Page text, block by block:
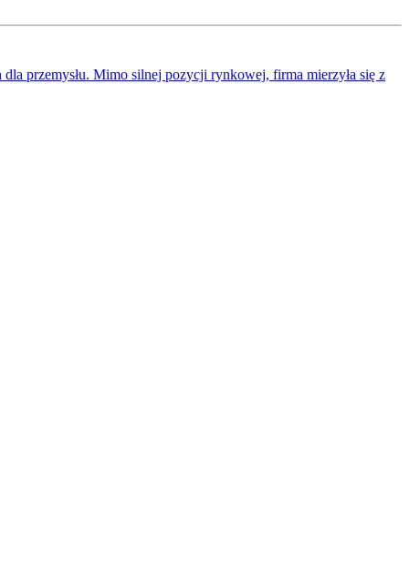
przemysłu. Mimo silnej pozycji rynkowej, firma mierzyła się z